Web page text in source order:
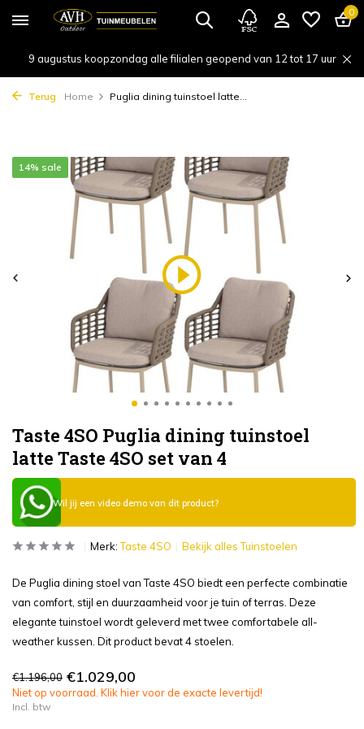
0
9 augustus koopzondag alle filialen geopend van 12 tot 17 uur
Terug Home Puglia dining tuinstoel latte...
Taste 4SO Puglia dining tuinstoel
latte Taste 4SO set van 4
14% sale
Wil jij een video demo van dit product?
Merk:Taste 4SO Bekijk alles Tuinstoelen
De Puglia dining stoel van Taste 4SO biedt een perfecte combinatie
van comfort, stijl en duurzaamheid voor je tuin of terras. Deze
elegante tuinstoel wordt geleverd met twee comfortabele all-
weather kussen. Dit product bevat 4 stoelen.
€1.196,00 €1.029,00
Niet op voorraad. Klik hier voor de exacte levertijd!
Incl. btw